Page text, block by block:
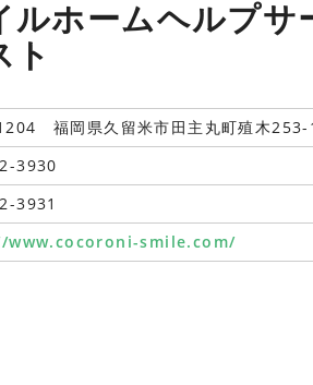
ルホームヘルプサ
ト
福岡県久留米市田主丸町殖木
3930
3931
smile.com/